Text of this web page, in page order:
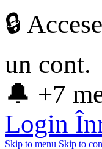
🔒
un cont.
🔔 +7
Login
Skip to menu Skip to